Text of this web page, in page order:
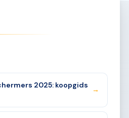
2025: koopgids
→